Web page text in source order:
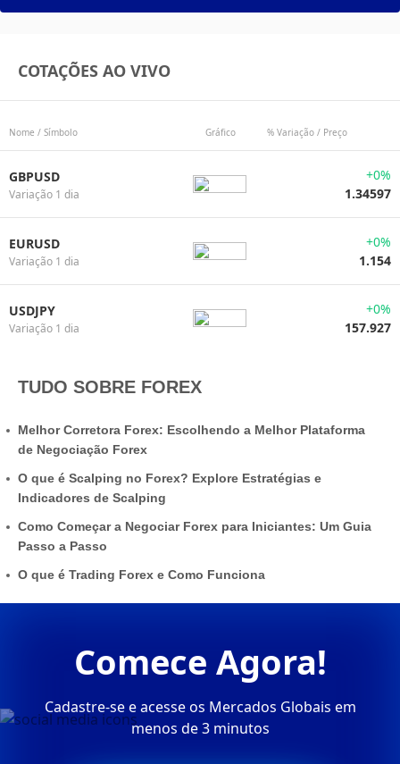
COTAÇÕES AO VIVO
Nome / Símbolo Gráfico % Variação / Preço
GBPUSD
Variação 1 dia
+0%
1.34597
EURUSD
Variação 1 dia
+0%
1.154
USDJPY
Variação 1 dia
+0%
157.927
TUDO SOBRE FOREX
Melhor Corretora Forex: Escolhendo a Melhor Plataforma
de Negociação Forex
O que é Scalping no Forex? Explore Estratégias e
Indicadores de Scalping
Como Começar a Negociar Forex para Iniciantes: Um Guia
Passo a Passo
O que é Trading Forex e Como Funciona
Comece Agora!
Cadastre-se e acesse os Mercados Globais em
menos de 3 minutos